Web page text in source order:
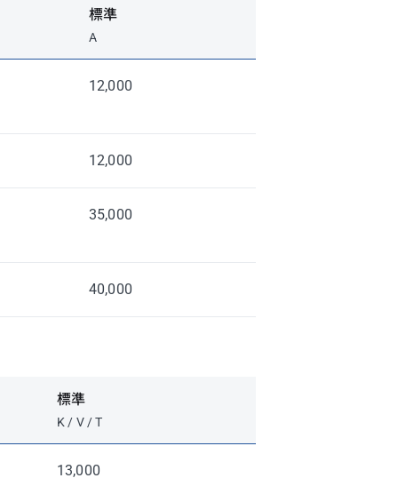
標準
A
12,000
12,000
35,000
40,000
標準
K / V / T
13,000